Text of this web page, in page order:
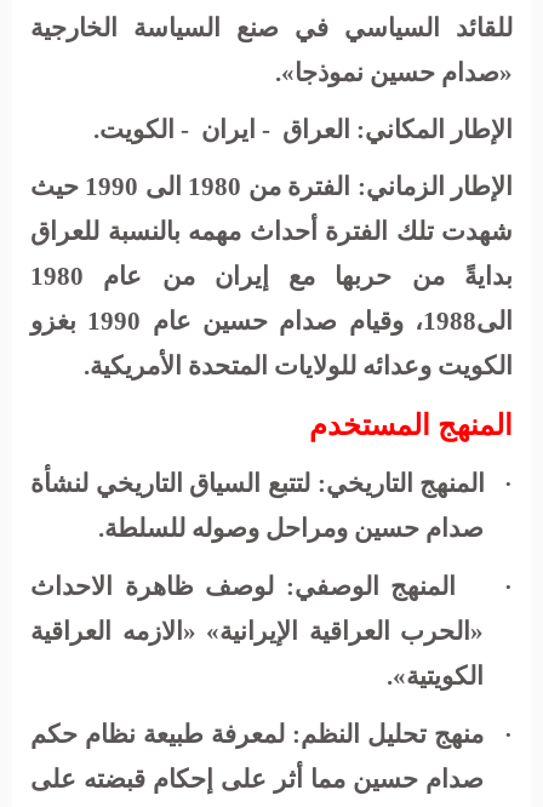
للقائد السياسي في صنع السياسة الخارجية
«صدام حسين نموذجا».
الإطار المكاني: العراق - ايران - الكويت.
الإطار الزماني
: الفترة من 1980 الى 1990 حيث
شهدت تلك الفترة أحداث مهمه بالنسبة للعراق
بدايةً من حربها مع إيران من عام 1980
الى1988، وقيام صدام حسين عام 1990 بغزو
الكويت وعدائه للولايات المتحدة الأمريكية.
المنهج المستخدم
·
المنهج التاريخي: لتتبع السياق التاريخي لنشأة
صدام حسين ومراحل وصوله للسلطة.
·
المنهج الوصفي: لوصف ظاهرة الاحداث
«الحرب العراقية الإيرانية» «الازمه العراقية
الكويتية».
·
منهج تحليل النظم: لمعرفة طبيعة نظام حكم
صدام حسين مما أثر على إحكام قبضته على